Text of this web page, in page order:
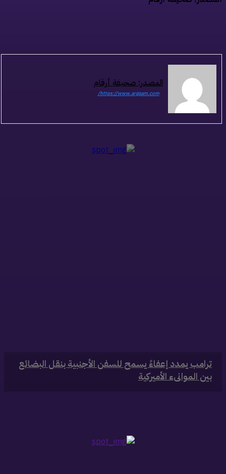
‏ترامب يمدد إعفاءً يسمح للسفن الأجنبية بنقل البضائع
بين الموانىء الأميركية
المصدر: صحيفة أرقام
https://www.argaam.com/